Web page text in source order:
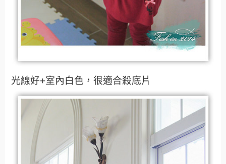
光線好+室內白色，很適合殺底片